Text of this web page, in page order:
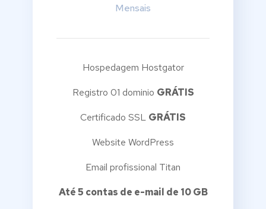
Mensais
Hospedagem Hostgator
Registro 01 dominio GRÁTIS
Certificado SSL GRÁTIS
Website WordPress
Email profissional Titan
Até 5 contas de e-mail de 10 GB